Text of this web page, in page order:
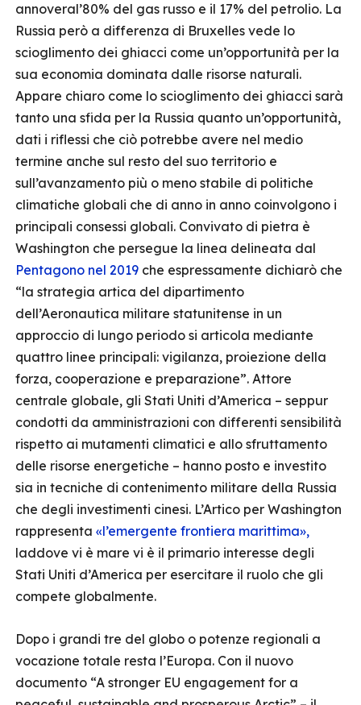
annoveral’80% del gas russo e il 17% del petrolio. La
Russia però a differenza di Bruxelles vede lo
scioglimento dei ghiacci come un’opportunità per la
sua economia dominata dalle risorse naturali.
Appare chiaro come lo scioglimento dei ghiacci sarà
tanto una sfida per la Russia quanto un’opportunità,
dati i riflessi che ciò potrebbe avere nel medio
termine anche sul resto del suo territorio e
sull’avanzamento più o meno stabile di politiche
climatiche globali che di anno in anno coinvolgono i
principali consessi globali. Convivato di pietra è
Washington che persegue la linea delineata dal
Pentagono nel 2019 che espressamente dichiarò che
“la strategia artica del dipartimento
dell’Aeronautica militare statunitense in un
approccio di lungo periodo si articola mediante
quattro linee principali: vigilanza, proiezione della
forza, cooperazione e preparazione”. Attore
centrale globale, gli Stati Uniti d’America – seppur
condotti da amministrazioni con differenti sensibilità
rispetto ai mutamenti climatici e allo sfruttamento
delle risorse energetiche – hanno posto e investito
sia in tecniche di contenimento militare della Russia
che degli investimenti cinesi. L’Artico per Washington
rappresenta «l’emergente frontiera marittima»,
laddove vi è mare vi è il primario interesse degli
Stati Uniti d’America per esercitare il ruolo che gli
compete globalmente.
Dopo i grandi tre del globo o potenze regionali a
vocazione totale resta l’Europa. Con il nuovo
documento “A stronger EU engagement for a